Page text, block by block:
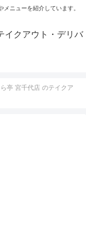
ニューを紹介しています。
イクアウト・デリバ
ら亭 宮千代店 のテイクア